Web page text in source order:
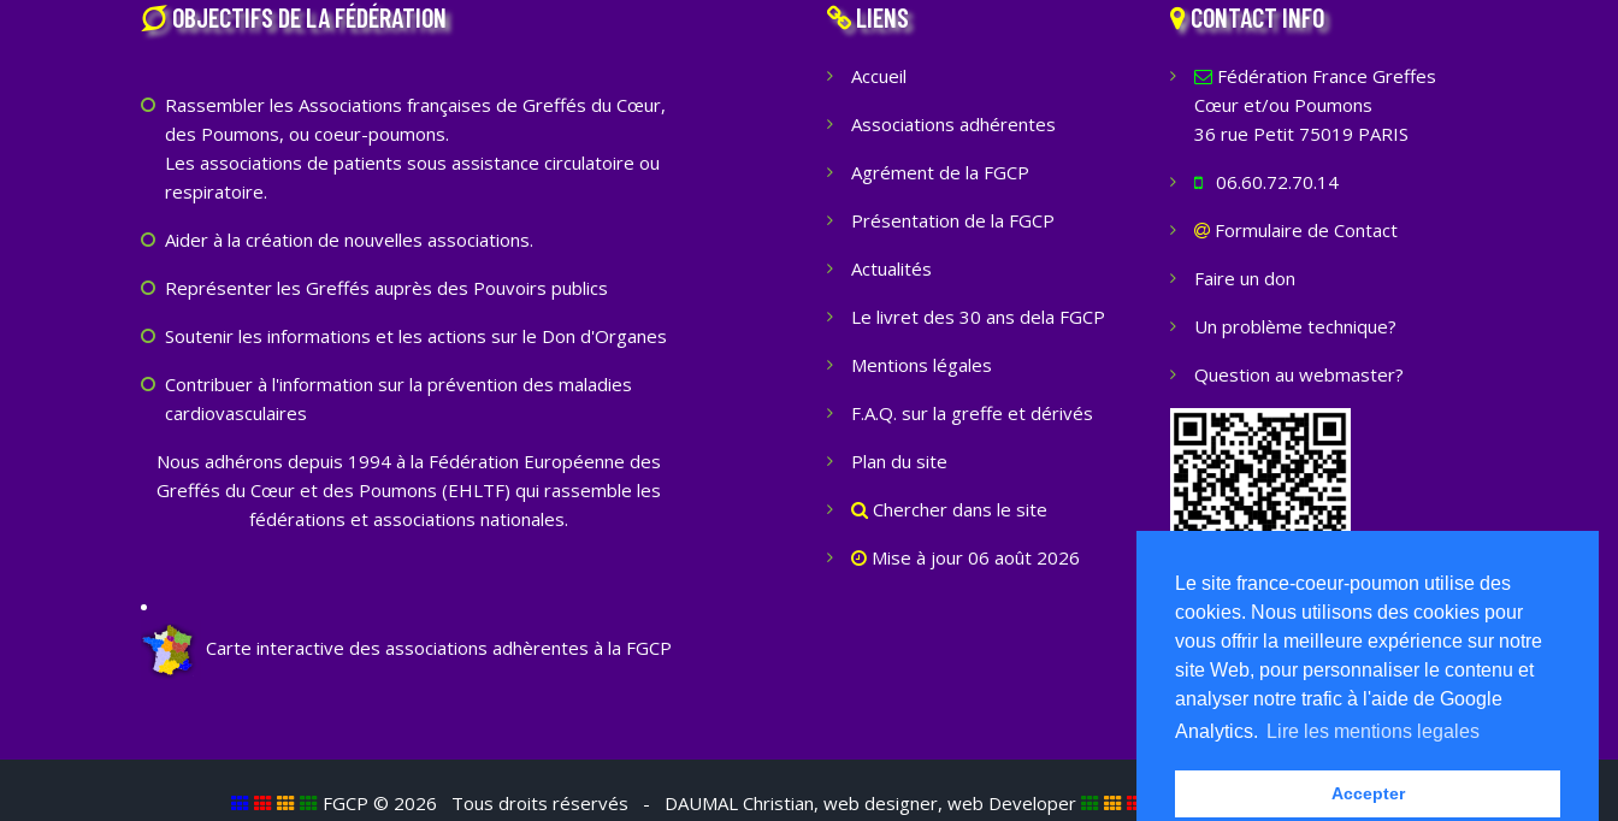
Le site france-coeur-poumon utilise des
cookies. Nous utilisons des cookies pour
vous offrir la meilleure expérience sur notre
site Web, pour personnaliser le contenu et
analyser notre trafic à l'aide de Google
Analytics.
Lire les mentions legales
Accepter
OBJECTIFS DE LA FÉDÉRATION
Rassembler les Associations françaises de Greffés du Cœur,
des Poumons, ou coeur-poumons.
Les associations de patients sous assistance circulatoire ou
respiratoire.
Aider à la création de nouvelles associations.
Représenter les Greffés auprès des Pouvoirs publics
Soutenir les informations et les actions sur le Don d'Organes
Contribuer à l'information sur la prévention des maladies
cardiovasculaires
Nous adhérons depuis 1994 à la Fédération Européenne des
Greffés du Cœur et des Poumons (EHLTF) qui rassemble les
fédérations et associations nationales.
Carte interactive des associations adhèrentes à la FGCP
LIENS
Accueil
Associations adhérentes
Agrément de la FGCP
Présentation de la FGCP
Actualités
Le livret des 30 ans dela FGCP
Mentions légales
F.A.Q. sur la greffe et dérivés
Plan du site
Chercher dans le site
Mise à jour 06 août 2026
CONTACT INFO
Fédération France Greffes
Cœur et/ou Poumons
36 rue Petit 75019 PARIS
06.60.72.70.14
Formulaire de Contact
Faire un don
Un problème technique?
Question au webmaster?
FGCP © 2026 Tous droits réservés - DAUMAL Christian, web designer, web Developer Mentions légales